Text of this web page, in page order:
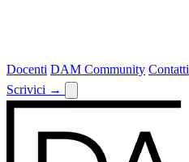
Docenti DAM Community Contatti
Scrivici →